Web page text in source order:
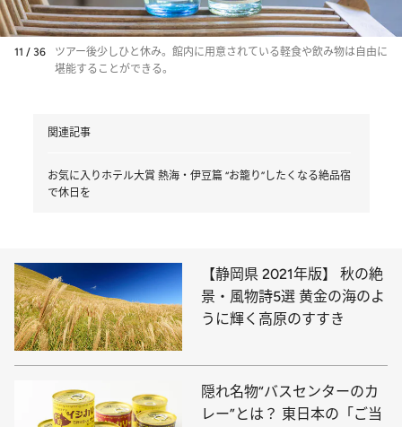
11 / 36
ツアー後少しひと休み。館内に用意されている軽食や飲み物は自由に
堪能することができる。
関連記事
お気に入りホテル大賞 熱海・伊豆篇 “お籠り”したくなる絶品宿
で休日を
【静岡県 2021年版】 秋の絶
景・風物詩5選 黄金の海のよ
うに輝く高原のすすき
隠れ名物“バスセンターのカ
レー”とは？ 東日本の「ご当